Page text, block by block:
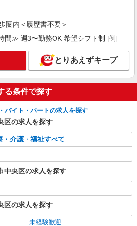
詳細を見る
丁目駅★シフト柔軟で長く働きやすいシ
けマンション
1550円〜2187円 ＜日払い有/週払い有/交
支給(ガソリン代含む)＞
区
詳細を見る
1550円〜2187円 ＜日払い有/週払い有/交
給(ガソリン代含む)＞
央区内多数
圏内＜履歴書不要＞
間≫ 週3〜勤務OK 希望シフト制 [例] ・
とりあえずキープ
る条件で探す
バイト・パートの求人を探す
区の求人を探す
・介護・福祉すべて
中央区の求人を探す
区の求人を探す
未経験歓迎